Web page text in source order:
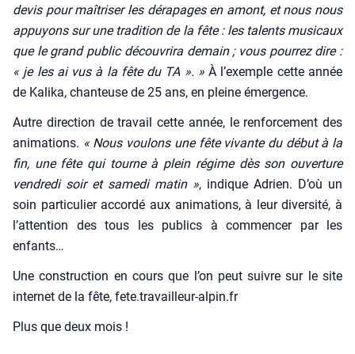
devis pour maî­tri­ser les déra­pages en amont, et nous nous
appuyons sur une tra­di­tion de la fête : les talents musi­caux
que le grand public décou­vri­ra demain ; vous pour­rez dire :
« je les ai vus à la fête du TA ». »À l’exemple cette année
de Kali­ka, chan­teuse de 25 ans, en pleine émer­gence.
Autre direc­tion de tra­vail cette année, le ren­for­ce­ment des
ani­ma­tions. « Nous vou­lons une fête vivante du début à la
fin, une fête qui tourne à plein régime dès son ouver­ture
ven­dre­di soir et same­di matin », indique Adrien. D’où un
soin par­ti­cu­lier accor­dé aux ani­ma­tions, à leur diver­si­té, à
l’attention des tous les publics à com­men­cer par les
enfants…
Une construc­tion en cours que l’on peut suivre sur le site
inter­net de la fête, fete.travailleur-alpin.fr
Plus que deux mois !